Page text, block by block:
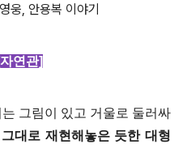
웅, 안용복 이야기
연관]
그림이 있고 거울로 둘러싸
대로 재현해놓은 듯한 대형